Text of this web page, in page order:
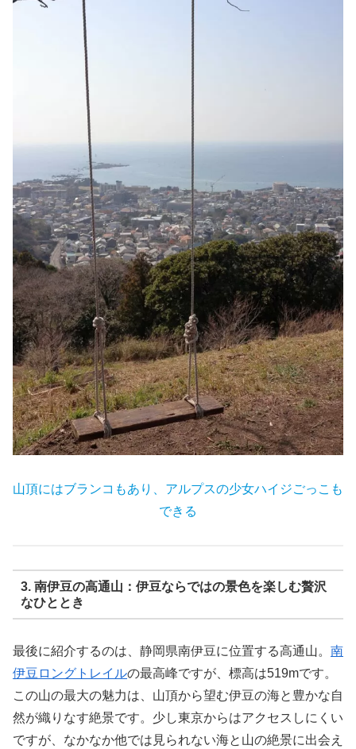
山頂にはブランコもあり、アルプスの少女ハイジごっこも
できる
3. 南伊豆の高通山：伊豆ならではの景色を楽しむ贅沢
なひととき
最後に紹介するのは、静岡県南伊豆に位置する高通山。 南
伊豆ロングトレイルの最高峰ですが、標高は519mです。
この山の最大の魅力は、山頂から望む伊豆の海と豊かな自
然が織りなす絶景です。少し東京からはアクセスしにくい
ですが、なかなか他では見られない海と山の絶景に出会え